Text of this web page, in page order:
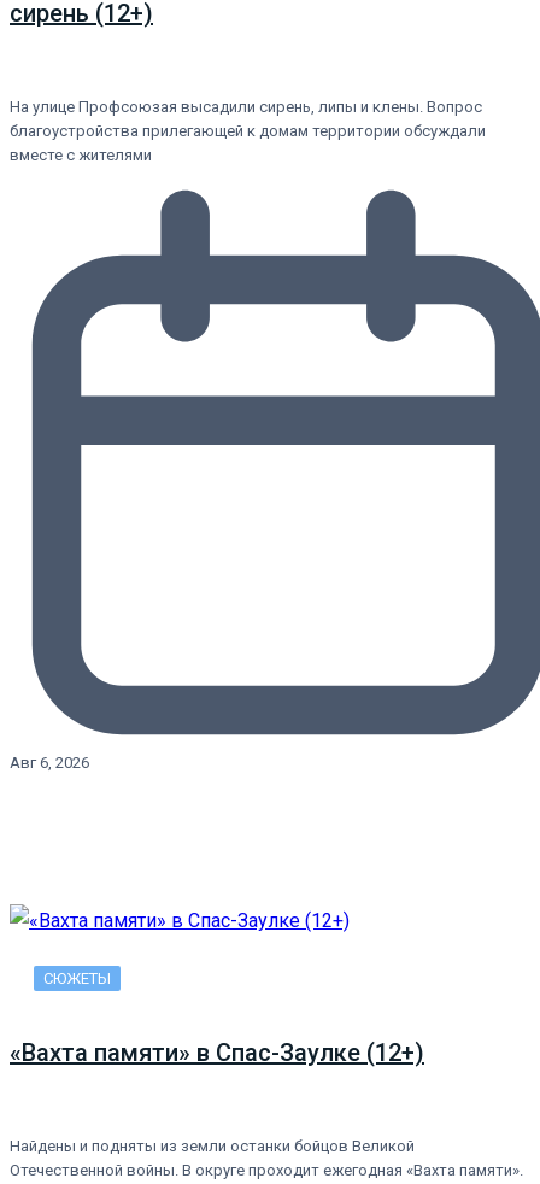
сирень (12+)
На улице Профсоюзая высадили сирень, липы и клены. Вопрос
благоустройства прилегающей к домам территории обсуждали
вместе с жителями
Авг 6, 2026
СЮЖЕТЫ
«Вахта памяти» в Спас-Заулке (12+)
Найдены и подняты из земли останки бойцов Великой
Отечественной войны. В округе проходит ежегодная «Вахта памяти».